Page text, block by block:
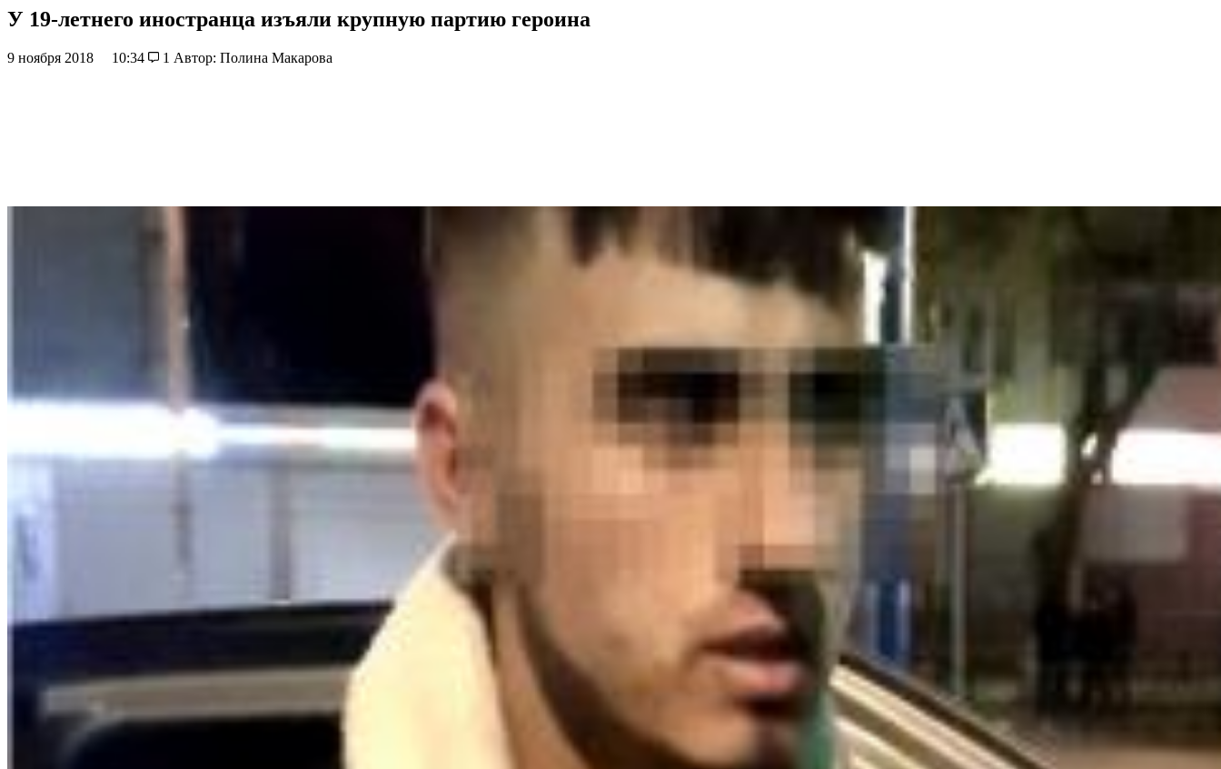
У 19-летнего иностранца изъяли крупную партию героина
9 ноября 2018 10:34 1 Автор: Полина Макарова